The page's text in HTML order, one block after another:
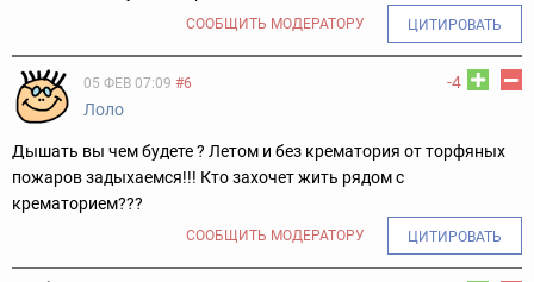
СООБЩИТЬ МОДЕРАТОРУ ЦИТИРОВАТЬ
-4
05 ФЕВ 07:09 #6
Лоло
Дышать вы чем будете ? Летом и без крематория от торфяных
пожаров задыхаемся!!! Кто захочет жить рядом с
крематорием???
СООБЩИТЬ МОДЕРАТОРУ ЦИТИРОВАТЬ